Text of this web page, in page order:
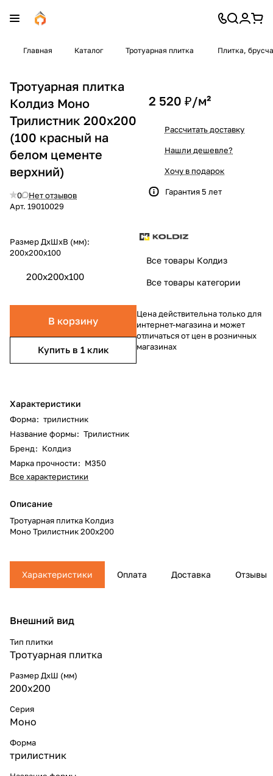
Главная Каталог Тротуарная плитка Плитка,
Тротуарная плитка
Колдиз Моно
Трилистник 200x200
(100 красный на
белом цементе
верхний)
0
Нет отзывов
Арт. 19010029
Размер ДхШхВ (мм):
200x200x100
200x200x100
В корзину
Купить в 1 клик
Характеристики
Форма: трилистник
Название формы: Трилистник
Бренд: Колдиз
Марка прочности: М350
Все характеристики
Описание
Тротуарная плитка Колдиз
Моно Трилистник 200x200
2 520 ₽/м²
Рассчитать доставку
Нашли дешевле?
Хочу в подарок
Гарантия 5 лет
Все товары Колдиз
Все товары категории
Цена действительна только для
интернет-магазина и может
отличаться от цен в розничных
магазинах
Характеристики Оплата Доставка Отзывы
Внешний вид
Тип плитки
Тротуарная плитка
Размер ДхШ (мм)
200x200
Серия
Моно
Форма
трилистник